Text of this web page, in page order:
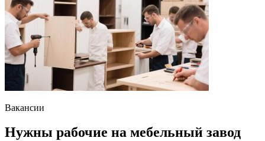
Вакансии
Нужны рабочие на мебельный завод